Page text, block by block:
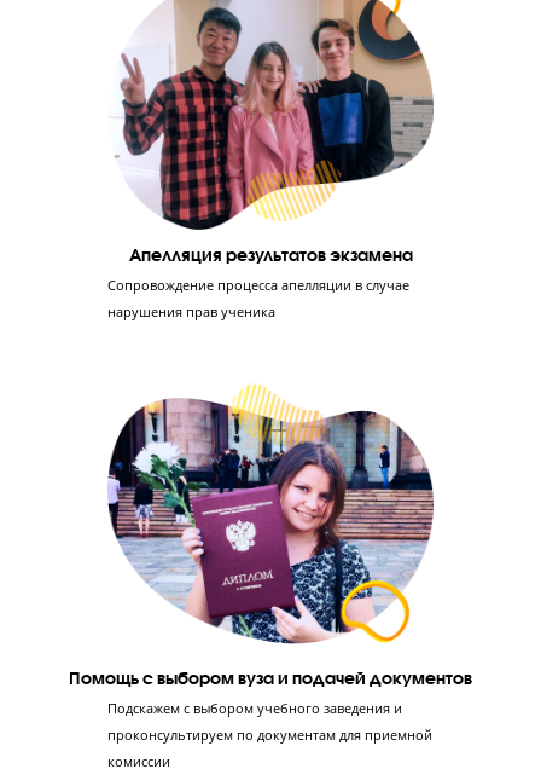
экзамена
Отработка 1-й части экзамена до идеала
Ученик заработает в среднем 50 баллов, если
выполнит 1-ю часть ЕГЭ без ошибок. Мы учим
решать эту часть быстро и без ошибок